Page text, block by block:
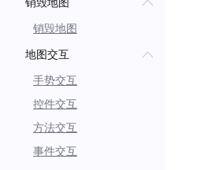
销毁地图
销毁地图
地图交互
手势交互
控件交互
方法交互
事件交互